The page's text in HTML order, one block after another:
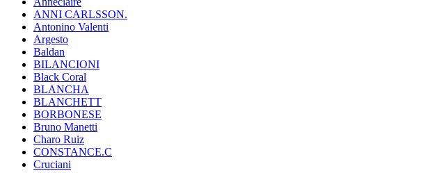
ANNI CARLSSON.
Antonino Valenti
Argesto
Baldan
BILANCIONI
Black Coral
BLANCHA
BLANCHETT
BORBONESE
Bruno Manetti
Charo Ruiz
CONSTANCE.C
Cruciani